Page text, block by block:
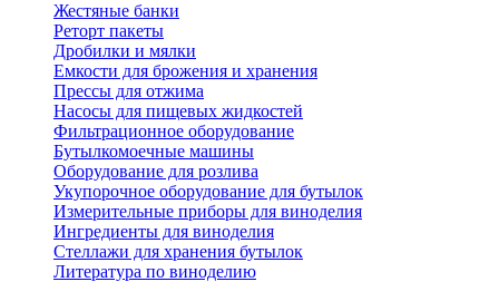
Жестяные банки
Реторт пакеты
Дробилки и мялки
Емкости для брожения и хранения
Прессы для отжима
Насосы для пищевых жидкостей
Фильтрационное оборудование
Бутылкомоечные машины
Оборудование для розлива
Укупорочное оборудование для бутылок
Измерительные приборы для виноделия
Ингредиенты для виноделия
Стеллажи для хранения бутылок
Литература по виноделию